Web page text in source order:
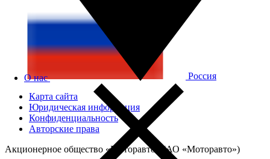
О нас
Россия
Карта сайта
Юридическая информация
Конфиденциальность
Авторские права
Акционерное общество «Моторавто» (АО «Моторавто»)